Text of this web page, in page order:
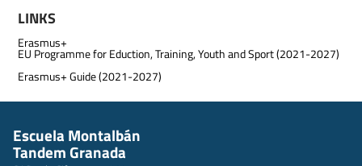
LINKS
Erasmus+
EU Programme for Eduction, Training, Youth and Sport (2021-2027)
Erasmus+ Guide (2021-2027)
Escuela Montalbán
Tandem Granada